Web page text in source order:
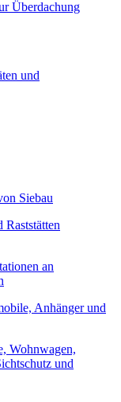
Raststätten
Anhänger und